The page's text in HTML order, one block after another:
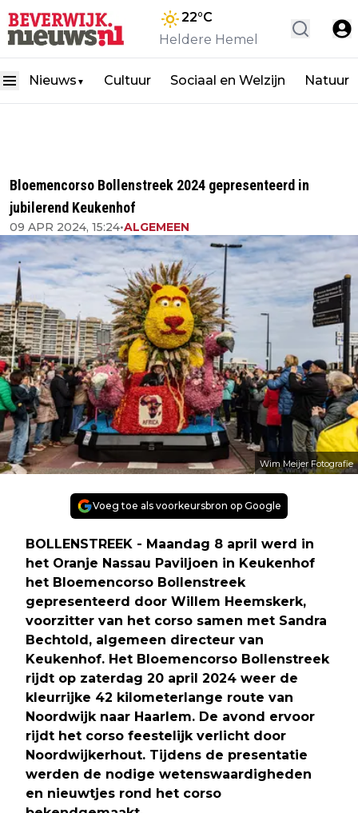
22°C
Heldere Hemel
Nieuws ▼ Cultuur Sociaal en Welzijn Natuur
Bloemencorso Bollenstreek 2024 gepresenteerd in
jubilerend Keukenhof
09 APR 2024, 15:24•ALGEMEEN
Wim Meijer Fotografie
Voeg toe als voorkeursbron op Google
BOLLENSTREEK - Maandag 8 april werd in
het Oranje Nassau Paviljoen in Keukenhof
het Bloemencorso Bollenstreek
gepresenteerd door Willem Heemskerk,
voorzitter van het corso samen met Sandra
Bechtold, algemeen directeur van
Keukenhof. Het Bloemencorso Bollenstreek
rijdt op zaterdag 20 april 2024 weer de
kleurrijke 42 kilometerlange route van
Noordwijk naar Haarlem. De avond ervoor
rijdt het corso feestelijk verlicht door
Noordwijkerhout. Tijdens de presentatie
werden de nodige wetenswaardigheden
en nieuwtjes rond het corso